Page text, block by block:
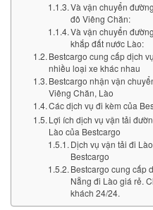
Và vận chuyển
đô Viêng Chăn:
Và vận chuyển
khắp đất nước Lào:
Bestcargo cung cấp dịch
nhiều loại xe khác nhau
Bestcargo nhận vận
Viêng Chăn, Lào
Các dịch vụ đi kèm của
Lợi ích dịch vụ vận tải
Lào của Bestcargo
Dịch vụ vận tải đi
Bestcargo
Bestcargo cung cấp
Nẵng đi Lào giá rẻ.
khách 24/24.